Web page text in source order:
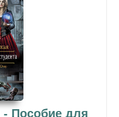
Пособие для